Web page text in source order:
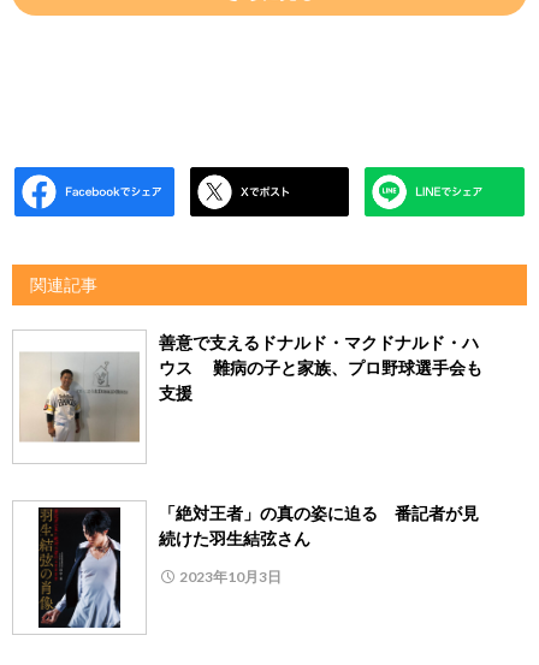
関連記事
善意で支えるドナルド・マクドナルド・ハ
ウス 難病の子と家族、プロ野球選手会も
支援
「絶対王者」の真の姿に迫る 番記者が見
続けた羽生結弦さん
2023年10月3日